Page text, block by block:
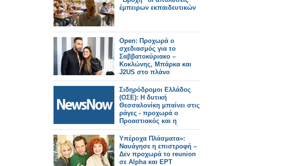
έμπειρων εκπαιδευτικών
Open: Προχωρά ο
σχεδιασμός για το
Σαββατοκύριακο –
Κοκλώνης, Μπάρκα και
J2US στο πλάνο
Σιδηρόδρομοι Ελλάδος
(ΟΣΕ): Η δυτική
Θεσσαλονίκη μπαίνει στις
ράγες - προχωρά ο
Προαστιακός και η
σύνδεση με το λιμάνι.
Υπέροχα Πλάσματα»:
Ναυάγησε η επιστροφή –
Δεν προχωρά το reunion
σε Alpha και ΕΡΤ